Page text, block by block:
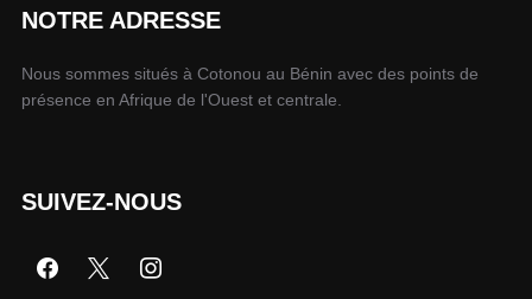
NOTRE ADRESSE
Nous sommes situés à Cotonou au Bénin avec des points de
présence en Afrique de l'Ouest et centrale.
SUIVEZ-NOUS